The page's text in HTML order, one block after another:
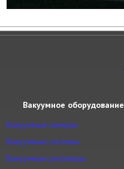
Вакуумное оборудование
Вакуумные камеры
Вакуумные системы
Вакуумные ресиверы